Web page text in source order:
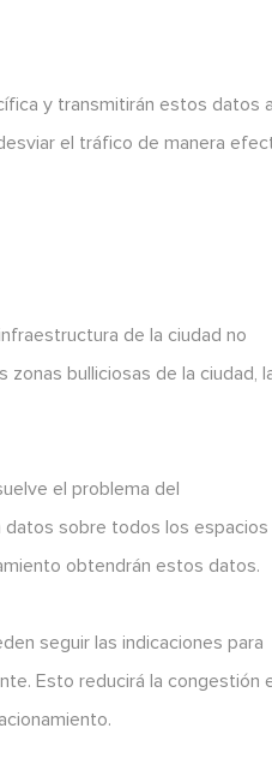
y transmitirán estos datos
el tráfico de manera
de la ciudad no
zonas bulliciosas de la ciudad,
el problema del
datos sobre todos los
obtendrán estos datos.
seguir las indicaciones para
Esto reducirá la congestión